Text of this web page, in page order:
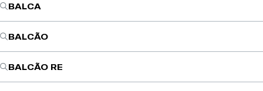
BALCA
BALCÃO
BALCÃO RE